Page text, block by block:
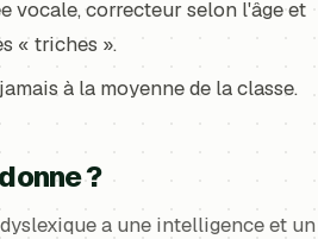
vocale, correcteur selon l'âge et
« triches ».
à la moyenne de la classe.
?
a une intelligence et un